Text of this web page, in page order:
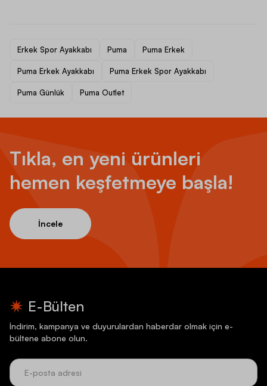
Erkek Spor Ayakkabı Puma Puma Erkek
Puma Erkek Ayakkabı Puma Erkek Spor Ayakkabı
Puma Günlük Puma Outlet
Tıkla, en yeni ürünleri
hemen keşfetmeye başla!
İncele
E-Bülten
İndirim, kampanya ve duyurulardan haberdar olmak için e-
bültene abone olun.